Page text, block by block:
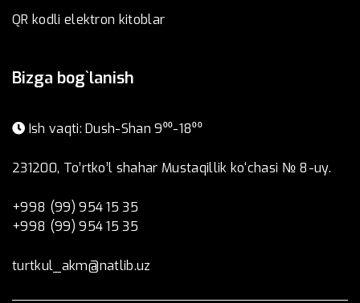
QR kodli elektron kitoblar
Bizga bog`lanish
Ish vaqti: Dush-Shan 9⁰⁰-18⁰⁰
231200, To’rtko’l shahar Mustaqillik ko‘chasi № 8-uy.
+998 (99) 954 15 35
+998 (99) 954 15 35
turtkul_akm@natlib.uz